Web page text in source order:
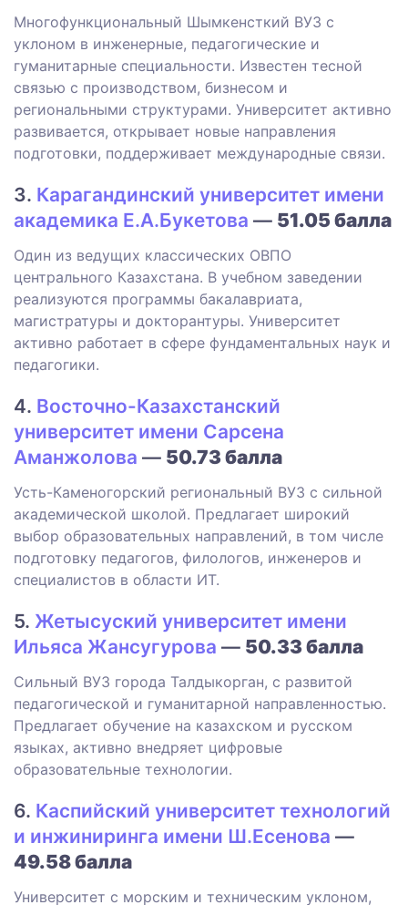
Многофункциональный Шымкенсткий ВУЗ с
уклоном в инженерные, педагогические и
гуманитарные специальности. Известен тесной
связью с производством, бизнесом и
региональными структурами. Университет активно
развивается, открывает новые направления
подготовки, поддерживает международные связи.
3. Карагандинский университет имени
академика Е.А.Букетова — 51.05 балла
Один из ведущих классических ОВПО
центрального Казахстана. В учебном заведении
реализуются программы бакалавриата,
магистратуры и докторантуры. Университет
активно работает в сфере фундаментальных наук и
педагогики.
4. Восточно-Казахстанский
университет имени Сарсена
Аманжолова — 50.73 балла
Усть-Каменогорский региональный ВУЗ с сильной
академической школой. Предлагает широкий
выбор образовательных направлений, в том числе
подготовку педагогов, филологов, инженеров и
специалистов в области ИТ.
5. Жетысуский университет имени
Ильяса Жансугурова — 50.33 балла
Сильный ВУЗ города Талдыкорган, с развитой
педагогической и гуманитарной направленностью.
Предлагает обучение на казахском и русском
языках, активно внедряет цифровые
образовательные технологии.
6. Каспийский университет технологий
и инжиниринга имени Ш.Есенова —
49.58 балла
Университет с морским и техническим уклоном,